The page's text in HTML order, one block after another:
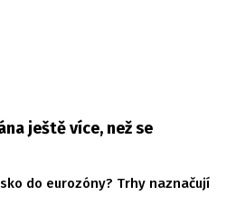
ještě více, než se
do eurozóny? Trhy naznačují